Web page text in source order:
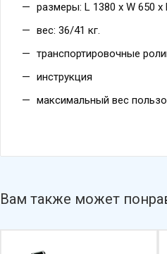
размеры: L 1380 х W 650 х
вес: 36/41 кг.
транспортировочные
инструкция
максимальный вес
Вам также может